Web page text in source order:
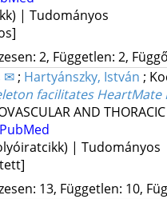
| Tudományos
2, Független: 2,
✉; Hartyánszky, István ;
facilitates
AND
PubMed
| Tudományos
13, Független: 10,